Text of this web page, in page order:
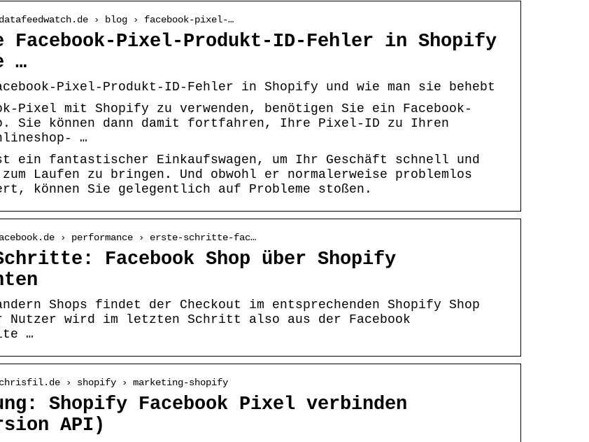
› blog › facebook-pixel-…
Facebook-Pixel-Produkt-ID-Fehler in Shopify
…
Pixel-Produkt-ID-Fehler in Shopify und wie man sie behebt
Pixel mit Shopify zu verwenden, benötigen Sie ein Facebook-
Sie können dann damit fortfahren, Ihre Pixel-ID zu Ihren
…
ein fantastischer Einkaufswagen, um Ihr Geschäft schnell und
Laufen zu bringen. Und obwohl er normalerweise problemlos
können Sie gelegentlich auf Probleme stoßen.
› performance › erste-schritte-fac…
Facebook Shop über Shopify
Shops findet der Checkout im entsprechenden Shopify Shop
wird im letzten Schritt also aus der Facebook
…
› shopify › marketing-shopify
Shopify Facebook Pixel verbinden
API)